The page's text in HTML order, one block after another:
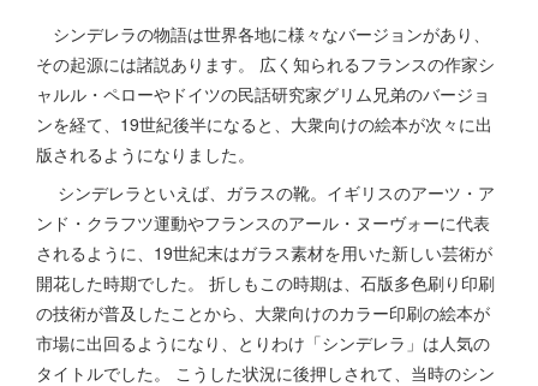
シンデレラの物語は世界各地に様々なバージョンがあり、
その起源には諸説あります。 広く知られるフランスの作家シ
ャルル・ペローやドイツの民話研究家グリム兄弟のバージョ
ンを経て、19世紀後半になると、大衆向けの絵本が次々に出
版されるようになりました。
シンデレラといえば、ガラスの靴。イギリスのアーツ・ア
ンド・クラフツ運動やフランスのアール・ヌーヴォーに代表
されるように、19世紀末はガラス素材を用いた新しい芸術が
開花した時期でした。 折しもこの時期は、石版多色刷り印刷
の技術が普及したことから、大衆向けのカラー印刷の絵本が
市場に出回るようになり、とりわけ「シンデレラ」は人気の
タイトルでした。 こうした状況に後押しされて、当時のシン